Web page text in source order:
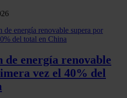
de energía renovable
vez el 40% del